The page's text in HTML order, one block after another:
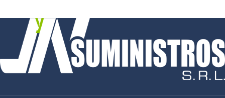
Email:ventas@jynsuministros.com
📱 WhatsApp:
51 991 864 930
Condición: Nuevo
Email:ventas@jynsuministros.com
📱 WhatsApp: 51 991 864 930